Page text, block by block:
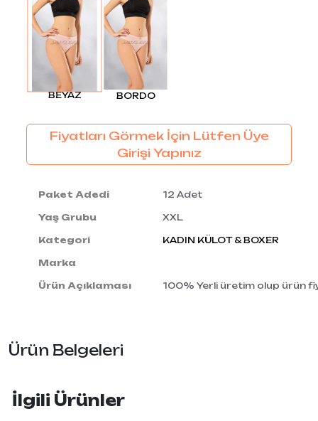
BEYAZ BORDO
Fiyatları Görmek İçin Lütfen Üye
Girişi Yapınız
Paket Adedi 12 Adet
Yaş Grubu XXL
Kategori KADIN KÜLOT & BOXER
Marka
Ürün Açıklaması 100% Yerli üretim olup ürün
Ürün Belgeleri
İlgili Ürünler